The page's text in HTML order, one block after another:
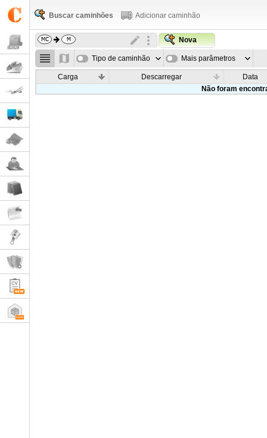
Buscar caminhões Adicionar caminhão
Nova
Tipo de caminhão Mais parâmetros
Carga Descarregar
Data
Não foram